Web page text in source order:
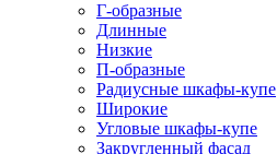
Г-образные
Длинные
Низкие
П-образные
Радиусные шкафы-купе
Широкие
Угловые шкафы-купе
Закругленный фасад